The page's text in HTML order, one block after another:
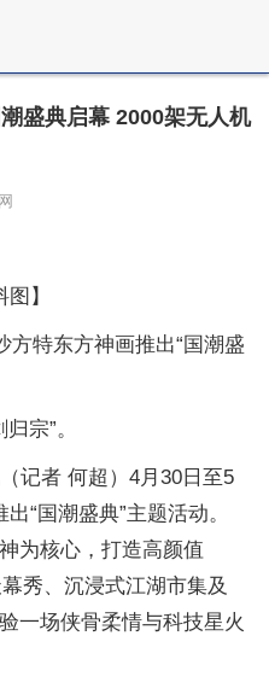
盛典启幕 2000架无人机
图】
方特东方神画推出“国潮盛
宗”。
记者 何超）4月30日至5
“国潮盛典”主题活动。
为核心，打造高颜值
秀、沉浸式江湖市集及
一场侠骨柔情与科技星火